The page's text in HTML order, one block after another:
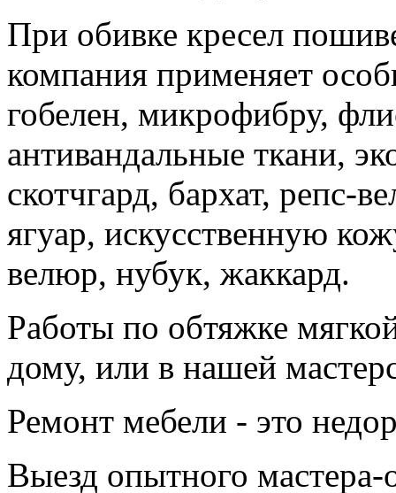
При обивке кресел
компания применяет
гобелен, микрофибру,
антивандальные ткани,
скотчгард, бархат, репс-
ягуар, искусственную
велюр, нубук, жаккард.
Работы по обтяжке
дому, или в нашей
Ремонт мебели - это
Выезд опытного